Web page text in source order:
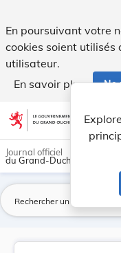
En poursuivant votre
cookies soient utilisés
utilisateur.
En savoir plus
Ne
Aller au contenu
Journal officiel
du Grand-Duché de